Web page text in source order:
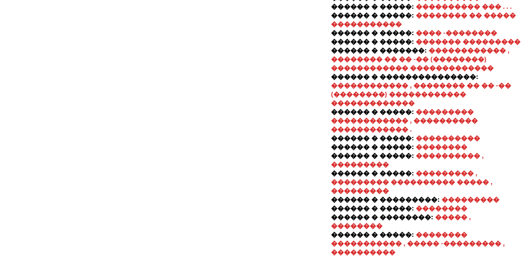
������ � �����: ���������� ��� . . .
������ � �����: �������� �� �����
�����������
������ � �����: ���� -��������
������ � �����: ������� ���������
������ � �������: ������������ ,
�������� �� �� -�� (��������)
������������ �������������
������ � ���������������:
������������ , �������� �� �� -��
(��������) ������������
�������������
������ � �����: ���������
������������ , ����������
������������ .
������ � �����: ����������
������ � �����: ��������
������ � �����: ���������� ,
���������
������ � �����: ��������� ,
��������� ���������� ����� ,
���������
������ � ���������: ���������
������ � �����: ��������
������ � ��������: ����� ,
��������
������ � �����: ��������
����������� , ����� -��������� ,
����������